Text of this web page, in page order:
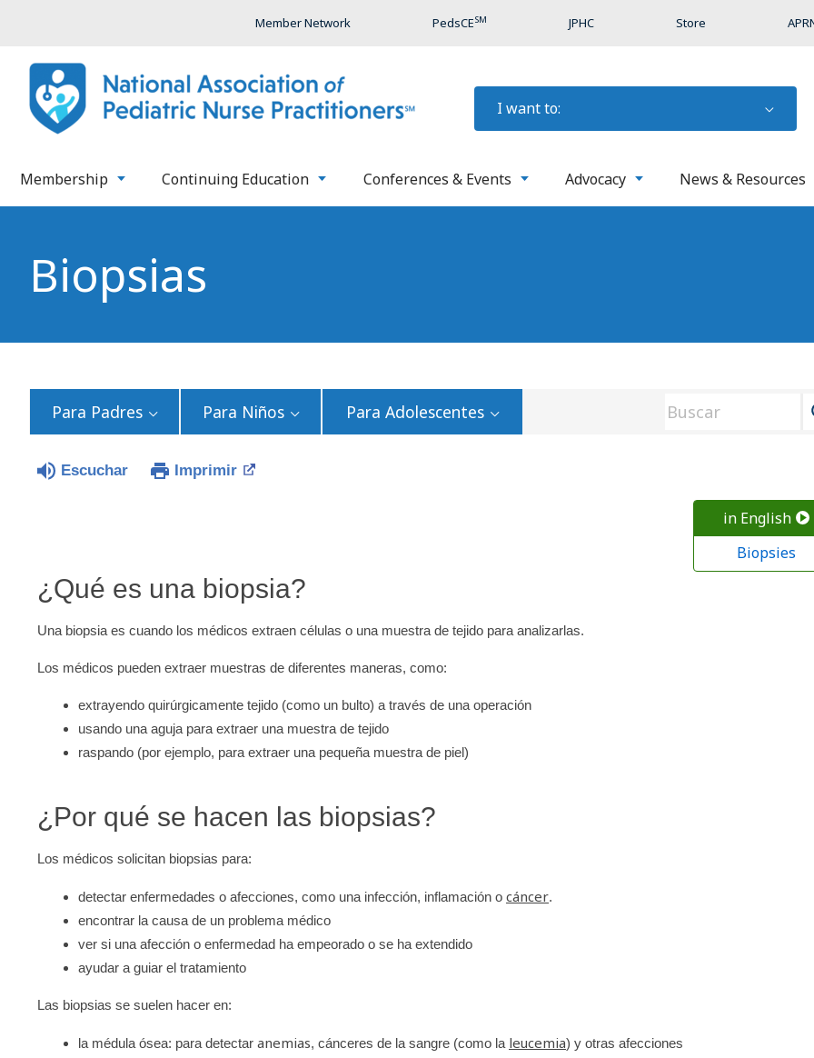
Member Network PedsCESM JPHC Store
I want to:
Membership Continuing Education Conferences & Events Advocacy News & Resources
Biopsias
Para Padres Para Niños Para Adolescentes
Escuchar Imprimir
in English
Biopsies
¿Qué es una biopsia?
Una biopsia es cuando los médicos extraen células o una muestra de tejido para analizarlas.
Los médicos pueden extraer muestras de diferentes maneras, como:
extrayendo quirúrgicamente tejido (como un bulto) a través de una operación
usando una aguja para extraer una muestra de tejido
raspando (por ejemplo, para extraer una pequeña muestra de piel)
¿Por qué se hacen las biopsias?
Los médicos solicitan biopsias para:
detectar enfermedades o afecciones, como una infección, inflamación o cáncer.
encontrar la causa de un problema médico
ver si una afección o enfermedad ha empeorado o se ha extendido
ayudar a guiar el tratamiento
Las biopsias se suelen hacer en:
la médula ósea: para detectar anemias, cánceres de la sangre (como la leucemia) y otras afecciones